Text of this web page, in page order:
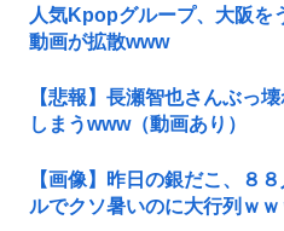
人気Kpopグループ、大阪を
動画が拡散www
【悲報】長瀬智也さんぶっ
しまうwww（動画あり）
【画像】昨日の銀だこ、８
ルでクソ暑いのに大行列ｗｗ